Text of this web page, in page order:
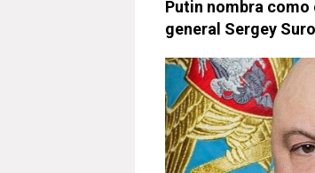
Putin nombra como
general Sergey